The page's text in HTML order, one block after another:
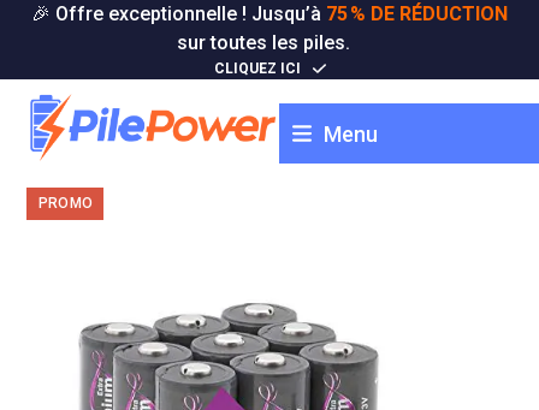
Skip🎉 Offre exceptionnelle ! Jusqu’à 75 % DE RÉDUCTION
sur toutes les piles.
CLIQUEZ ICI
Menu
PROMO